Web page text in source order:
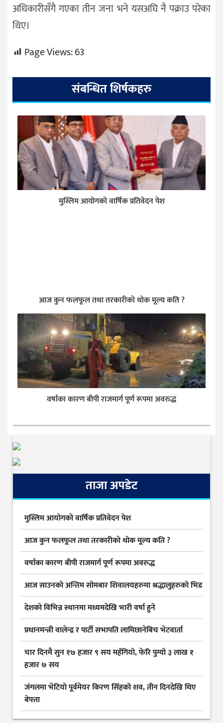
अधिकारीसँगै गएका तीन जना भने यसअघि नै पक्राउ परेका
थिए।
Page Views:63
संबन्धित शिर्षकहरु
मुस्लिम आयोगकाे वार्षिक प्रतिवेदन पेश
आज कुन फलफूल तथा तरकारीकाे थोक मूल्य कति ?
वर्षाका कारण बीपी राजमार्ग पूर्ण रूपमा अवरुद्ध
ताजा अपडेट
मुस्लिम आयोगकाे वार्षिक प्रतिवेदन पेश
आज कुन फलफूल तथा तरकारीकाे थोक मूल्य कति ?
वर्षाका कारण बीपी राजमार्ग पूर्ण रूपमा अवरुद्ध
आज साउनको अन्तिम सोमबार शिवालयहरुमा श्रद्धालुहरुको भिड
देशकाे विभिन्न स्थानमा मध्यमदेखि भारी वर्षा हुने
प्रधानमन्त्री वालेन्द्र र पार्टी सभापति लामिछानेबिच भेटवार्ता
चार दिनमै सुन १७ हजार ९ सय महँगियो, फेरि पुग्यो ३ लाख १
हजार ७ सय
जंगलमा भेटियो पूर्वमेयर किरण सिंहको शव, तीन दिनदेखि थिए
बेपत्ता